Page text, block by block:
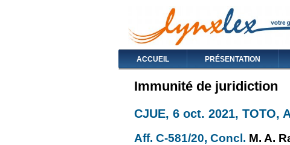
ACCUEIL PRÉSENTATION
Immunité de juridiction
CJUE, 6 oct. 2021, TOTO,
Aff. C-581/20, (le lien est
Concl. (le lien
M. A.